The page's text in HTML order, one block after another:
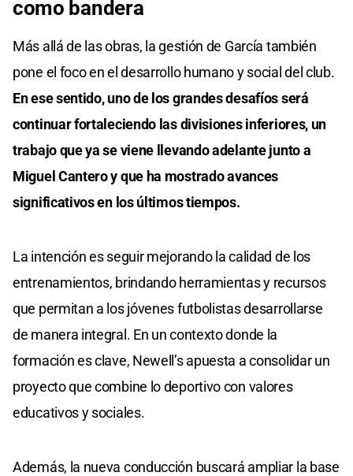
como bandera
Más allá de las obras, la gestión de García también
pone el foco en el desarrollo humano y social del club.
En ese sentido, uno de los grandes desafíos será
continuar fortaleciendo las divisiones inferiores, un
trabajo que ya se viene llevando adelante junto a
Miguel Cantero y que ha mostrado avances
significativos en los últimos tiempos.
La intención es seguir mejorando la calidad de los
entrenamientos, brindando herramientas y recursos
que permitan a los jóvenes futbolistas desarrollarse
de manera integral. En un contexto donde la
formación es clave, Newell’s apuesta a consolidar un
proyecto que combine lo deportivo con valores
educativos y sociales.
Además, la nueva conducción buscará ampliar la base